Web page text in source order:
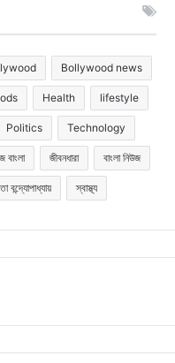
Bollywood news
Health lifestyle
Politics Technology
বাংলা জীবনধারা বাংলা নিউজ
বন্দ্যোপাধ্যায় স্বাস্থ্য